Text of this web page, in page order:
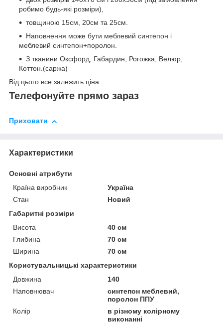
робимо будь-які розміри),
товщиною 15см, 20см та 25см.
Наповнення може бути меблевий синтепон і
меблевий синтепон+поролон.
З тканини Оксфорд, Габардин, Рогожка, Велюр,
Коттон.(саржа)
Від цього все залежить ціна
Телефонуйте прямо зараз
Приховати
Характеристики
Основні атрибути
Країна виробник
Україна
Стан
Новий
Габаритні розміри
Висота
40 см
Глибина
70 см
Ширина
70 см
Користувальницькі характеристики
Довжина
140
Наповнювач
синтепон меблевий,
поролон ППУ
Колір
в різному колірному
виконанні